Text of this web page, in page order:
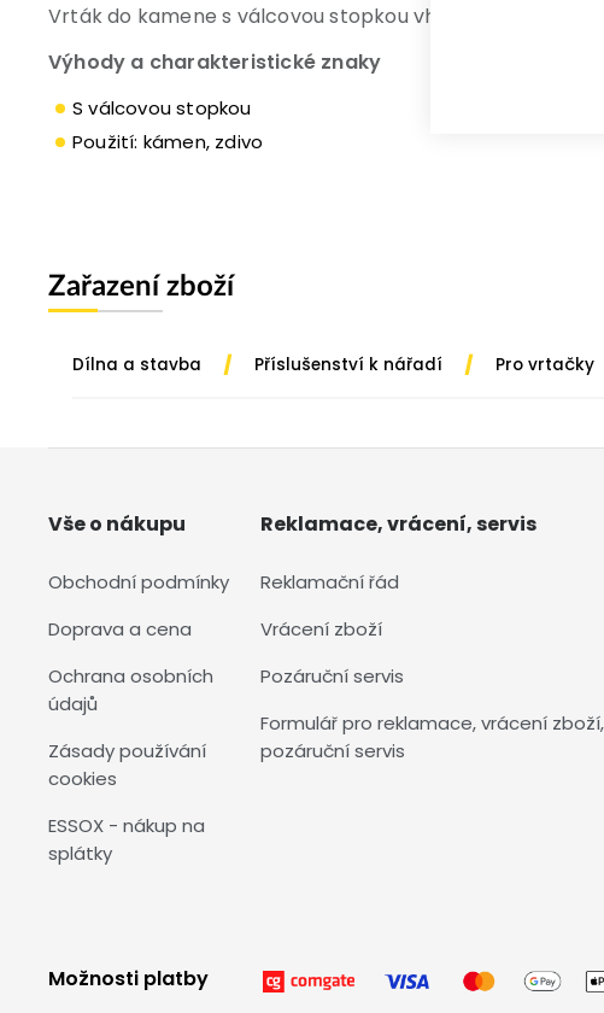
Vrták do kamene s válcovou stopkou vhodný pro
Výhody a charakteristické znaky
S válcovou stopkou
Použití: kámen, zdivo
Zařazení zboží
Dílna a stavba / Příslušenství k nářadí / Pro vrtačky
Vše o nákupu
Obchodní podmínky
Doprava a cena
Ochrana osobních
údajů
Zásady používání
cookies
ESSOX - nákup na
splátky
Reklamace, vrácení, servis
Reklamační řád
Vrácení zboží
Pozáruční servis
Formulář pro reklamace, vrácení zboží,
pozáruční servis
Možnosti platby